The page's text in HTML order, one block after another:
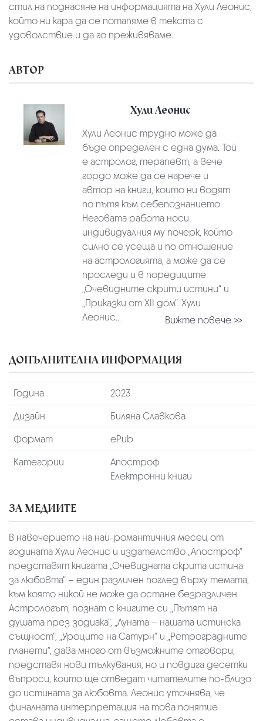
стил на поднасяне на информацията на Хули Леонис,
който ни кара да се потапяме в текста с
удоволствие и да го преживяваме.
АВТОР
Хули Леонис
Хули Леонис трудно може да
бъде определен с една дума. Той
е астролог, терапевт, а вече
гордо може да се нарече и
автор на книги, които ни водят
по пътя към себепознанието.
Неговата работа носи
индивидуалния му почерк, който
силно се усеща и по отношение
на астрологията, а може да се
проследи и в поредиците
„Очевидните скрити истини“ и
„Приказки от XII дом“. Хули
Леонис...
Вижте повече >>
ДОПЪЛНИТЕЛНА ИНФОРМАЦИЯ
Година
2023
Дизайн
Биляна Славкова
Формат
ePub
Категории
Апостроф
Електронни книги
ЗА МЕДИИТЕ
В навечерието на най-романтичния месец от
годината Хули Леонис и издателство „Апостроф“
представят книгата „Очевидната скрита истина
за любовта“ – един различен поглед върху темата,
към която никой не може да остане безразличен.
Астрологът, познат с книгите си „Пътят на
душата през зодиака“, „Луната – нашата истинска
същност“, „Уроците на Сатурн“ и „Ретроградните
планети“, дава много от възможните отговори,
представя нови тълкувания, но и повдига десетки
въпроси, които ще отведат читателите по-близо
до истината за любовта. Леонис уточнява, че
финалната интерпретация на това понятие